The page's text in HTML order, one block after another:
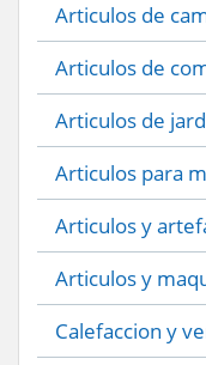
Articulos de
Articulos de
Articulos de
Articulos para
Articulos y
Articulos y
Calefaccion y